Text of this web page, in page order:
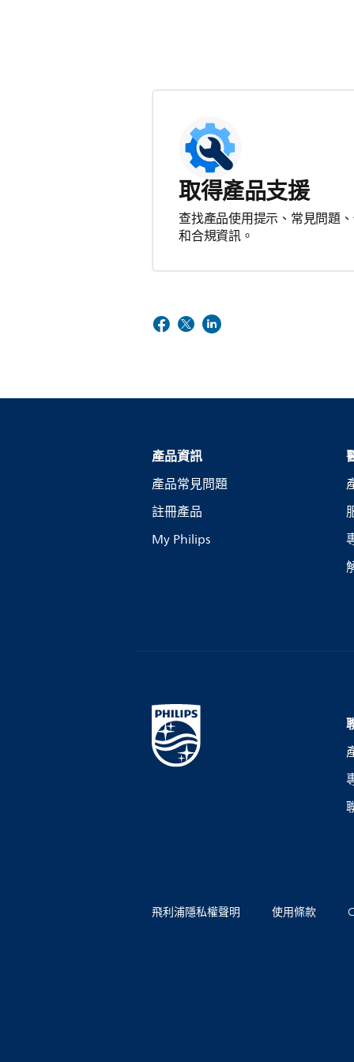
取得產品支援
查找產品使用提示、常見問題
和合規資訊。
產品資訊
產品常見問題
註冊產品
My Philips
飛利浦隱私權聲明 使用條款